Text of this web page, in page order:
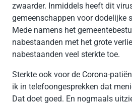
zwaarder. Inmiddels heeft dit
gemeenschappen voor dodelijke
Mede namens het
nabestaanden met het grote
nabestaanden veel sterkte toe.
Sterkte ook voor de Corona-
ik in telefoongesprekken dat
Dat doet goed. En nogmaals